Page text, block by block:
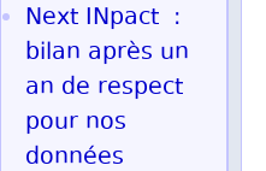
Next INpact :
bilan après un
an de respect
pour nos
données